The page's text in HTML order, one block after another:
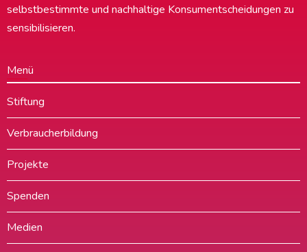
selbstbestimmte und nachhaltige Konsumentscheidungen zu
sensibilisieren.
Menü
Stiftung
Verbraucherbildung
Projekte
Spenden
Medien